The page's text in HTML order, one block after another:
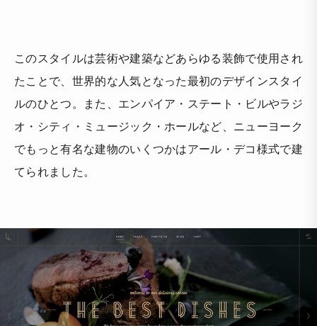
このスタイルは芸術や建築などあらゆる装飾で使用され
たことで、世界的な人気となった最初のデザインスタイ
ルのひとつ。また、エンパイア・ステート・ビルやラジ
オ・シティ・ミュージック・ホールなど、ニューヨーク
でもっと有名な建物のいくつかはアール・デコ様式で建
てられました。